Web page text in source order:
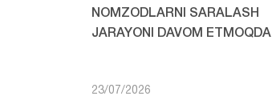
NOMZODLARNI SARALASH
JARAYONI DAVOM ETMOQDA
23/07/2026